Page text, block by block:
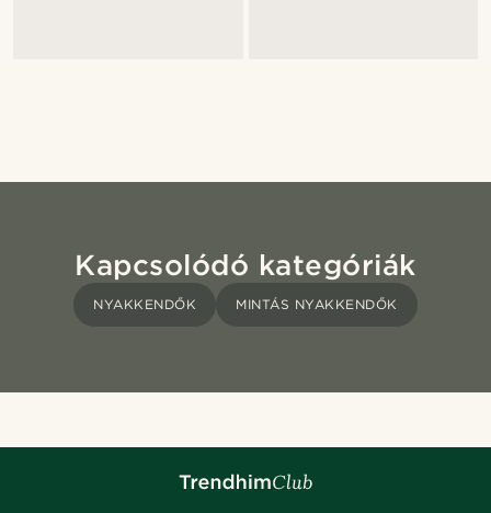
Kapcsolódó kategóriák
NYAKKENDŐK MINTÁS NYAKKENDŐK